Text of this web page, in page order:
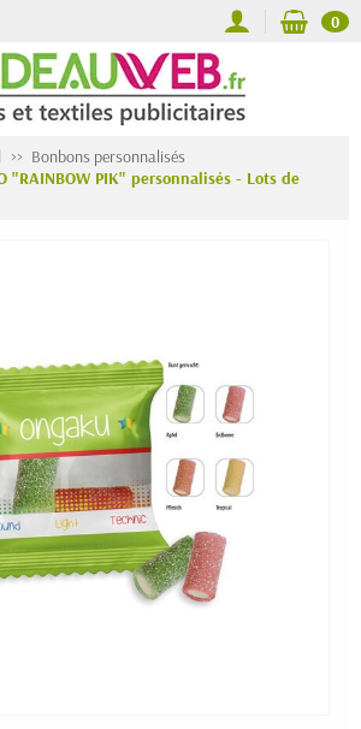
0
Bonbons personnalisés
"RAINBOW PIK" personnalisés - Lots de